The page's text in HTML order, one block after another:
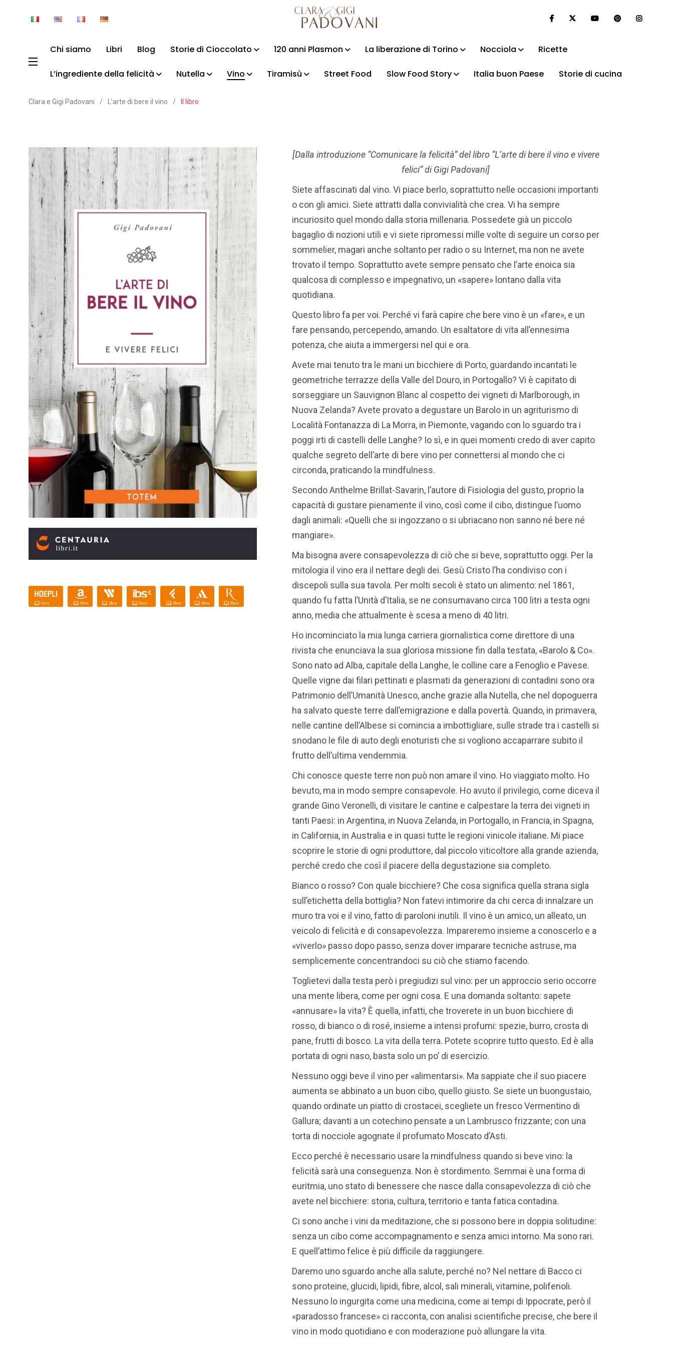
Chi siamo Libri Blog Storie di Cioccolato 120 anni Plasmon La liberazione di Torino Nocciola Ricette
L’ingrediente della felicità Nutella Vino Tiramisù Street Food Slow Food Story Italia buon Paese Storie di cucina
Clara e Gigi Padovani / L’arte di bere il vino / Il libro
HOEPLI AMAZONWEBSTER.IT
IBS LAFELTRINELLIMONDADORI STORE
LIBRERIA RIZZOLI
[Dalla introduzione “Comunicare la felicità” del libro “L’arte di bere il vino e vivere
felici” di Gigi Padovani]
Siete affascinati dal vino. Vi piace berlo, soprattutto nelle occasioni importanti
o con gli amici. Siete attratti dalla convivialità che crea. Vi ha sempre
incuriosito quel mondo dalla storia millenaria. Possedete già un piccolo
bagaglio di nozioni utili e vi siete ripromessi mille volte di seguire un corso per
sommelier, magari anche soltanto per radio o su Internet, ma non ne avete
trovato il tempo. Soprattutto avete sempre pensato che l’arte enoica sia
qualcosa di complesso e impegnativo, un «sapere» lontano dalla vita
quotidiana.
Questo libro fa per voi. Perché vi farà capire che bere vino è un «fare», e un
fare pensando, percependo, amando. Un esaltatore di vita all’ennesima
potenza, che aiuta a immergersi nel qui e ora.
Avete mai tenuto tra le mani un bicchiere di Porto, guardando incantati le
geometriche terrazze della Valle del Douro, in Portogallo? Vi è capitato di
sorseggiare un Sauvignon Blanc al cospetto dei vigneti di Marlborough, in
Nuova Zelanda? Avete provato a degustare un Barolo in un agriturismo di
Località Fontanazza di La Morra, in Piemonte, vagando con lo sguardo tra i
poggi irti di castelli delle Langhe? Io sì, e in quei momenti credo di aver capito
qualche segreto dell’arte di bere vino per connettersi al mondo che ci
circonda, praticando la mindfulness.
Secondo Anthelme Brillat-Savarin, l’autore di Fisiologia del gusto, proprio la
capacità di gustare pienamente il vino, così come il cibo, distingue l’uomo
dagli animali: «Quelli che si ingozzano o si ubriacano non sanno né bere né
mangiare».
Ma bisogna avere consapevolezza di ciò che si beve, soprattutto oggi. Per la
mitologia il vino era il nettare degli dei. Gesù Cristo l’ha condiviso con i
discepoli sulla sua tavola. Per molti secoli è stato un alimento: nel 1861,
quando fu fatta l’Unità d’Italia, se ne consumavano circa 100 litri a testa ogni
anno, media che attualmente è scesa a meno di 40 litri.
Ho incominciato la mia lunga carriera giornalistica come direttore di una
rivista che enunciava la sua gloriosa missione fin dalla testata, «Barolo & Co».
Sono nato ad Alba, capitale della Langhe, le colline care a Fenoglio e Pavese.
Quelle vigne dai filari pettinati e plasmati da generazioni di contadini sono ora
Patrimonio dell’Umanità Unesco, anche grazie alla Nutella, che nel dopoguerra
ha salvato queste terre dall’emigrazione e dalla povertà. Quando, in primavera,
nelle cantine dell’Albese si comincia a imbottigliare, sulle strade tra i castelli si
snodano le file di auto degli enoturisti che si vogliono accaparrare subito il
frutto dell’ultima vendemmia.
Chi conosce queste terre non può non amare il vino. Ho viaggiato molto. Ho
bevuto, ma in modo sempre consapevole. Ho avuto il privilegio, come diceva il
grande Gino Veronelli, di visitare le cantine e calpestare la terra dei vigneti in
tanti Paesi: in Argentina, in Nuova Zelanda, in Portogallo, in Francia, in Spagna,
in California, in Australia e in quasi tutte le regioni vinicole italiane. Mi piace
scoprire le storie di ogni produttore, dal piccolo viticoltore alla grande azienda,
perché credo che così il piacere della degustazione sia completo.
Bianco o rosso? Con quale bicchiere? Che cosa significa quella strana sigla
sull’etichetta della bottiglia? Non fatevi intimorire da chi cerca di innalzare un
muro tra voi e il vino, fatto di paroloni inutili. Il vino è un amico, un alleato, un
veicolo di felicità e di consapevolezza. Impareremo insieme a conoscerlo e a
«viverlo» passo dopo passo, senza dover imparare tecniche astruse, ma
semplicemente concentrandoci su ciò che stiamo facendo.
Toglietevi dalla testa però i pregiudizi sul vino: per un approccio serio occorre
una mente libera, come per ogni cosa. E una domanda soltanto: sapete
«annusare» la vita? È quella, infatti, che troverete in un buon bicchiere di
rosso, di bianco o di rosé, insieme a intensi profumi: spezie, burro, crosta di
pane, frutti di bosco. La vita della terra. Potete scoprire tutto questo. Ed è alla
portata di ogni naso, basta solo un po’ di esercizio.
Nessuno oggi beve il vino per «alimentarsi». Ma sappiate che il suo piacere
aumenta se abbinato a un buon cibo, quello giusto. Se siete un buongustaio,
quando ordinate un piatto di crostacei, scegliete un fresco Vermentino di
Gallura; davanti a un cotechino pensate a un Lambrusco frizzante; con una
torta di nocciole agognate il profumato Moscato d’Asti.
Ecco perché è necessario usare la mindfulness quando si beve vino: la
felicità sarà una conseguenza. Non è stordimento. Semmai è una forma di
euritmia, uno stato di benessere che nasce dalla consapevolezza di ciò che
avete nel bicchiere: storia, cultura, territorio e tanta fatica contadina.
Ci sono anche i vini da meditazione, che si possono bere in doppia solitudine:
senza un cibo come accompagnamento e senza amici intorno. Ma sono rari.
E quell’attimo felice è più difficile da raggiungere.
Daremo uno sguardo anche alla salute, perché no? Nel nettare di Bacco ci
sono proteine, glucidi, lipidi, fibre, alcol, sali minerali, vitamine, polifenoli.
Nessuno lo ingurgita come una medicina, come ai tempi di Ippocrate, però il
«paradosso francese» ci racconta, con analisi scientifiche precise, che bere il
vino in modo quotidiano e con moderazione può allungare la vita.